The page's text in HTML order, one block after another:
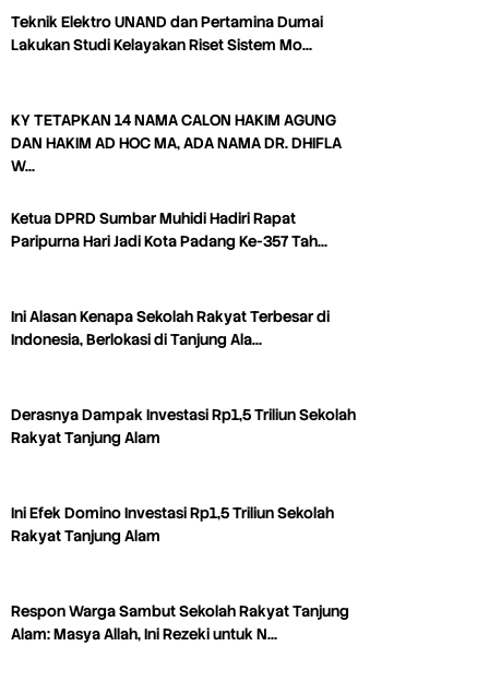
Teknik Elektro UNAND dan Pertamina Dumai
Lakukan Studi Kelayakan Riset Sistem Mo…
KY TETAPKAN 14 NAMA CALON HAKIM AGUNG
DAN HAKIM AD HOC MA, ADA NAMA DR. DHIFLA
W…
Ketua DPRD Sumbar Muhidi Hadiri Rapat
Paripurna Hari Jadi Kota Padang Ke-357 Tah…
Ini Alasan Kenapa Sekolah Rakyat Terbesar di
Indonesia, Berlokasi di Tanjung Ala…
Derasnya Dampak Investasi Rp1,5 Triliun Sekolah
Rakyat Tanjung Alam
Ini Efek Domino Investasi Rp1,5 Triliun Sekolah
Rakyat Tanjung Alam
Respon Warga Sambut Sekolah Rakyat Tanjung
Alam: Masya Allah, Ini Rezeki untuk N…